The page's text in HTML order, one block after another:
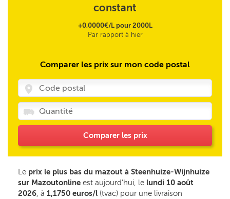
constant
+0,0000€/L pour 2000L
Par rapport à hier
Comparer les prix sur mon code postal
Comparer les prix
Le prix le plus bas du mazout à Steenhuize-Wijnhuize
sur Mazoutonline est aujourd’hui, le lundi 10 août
2026, à 1,1750 euros/l (tvac) pour une livraison